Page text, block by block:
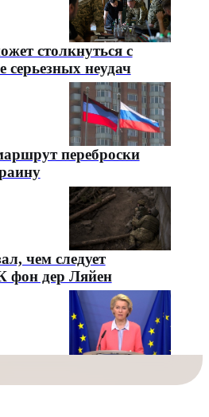
столкнуться с
серьезных неудач
переброски
чем следует
фон дер Ляйен